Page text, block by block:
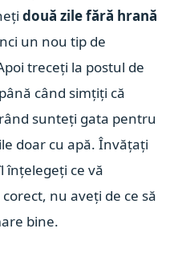
două zile fără hrană
un nou tip de
treceți la postul de
când simțiți că
sunteți gata pentru
doar cu apă. Învățați
înțelegeți ce vă
nu aveți de ce să
bine.